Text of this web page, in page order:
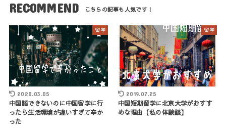
RECOMMEND
留学
2020.03.05
中国語できないのに中国留学に行
ったら生活環境が違いすぎて辛か
った
留学
2019.07.25
中国短期留学に北京大学がおすす
めな理由【私の体験談】